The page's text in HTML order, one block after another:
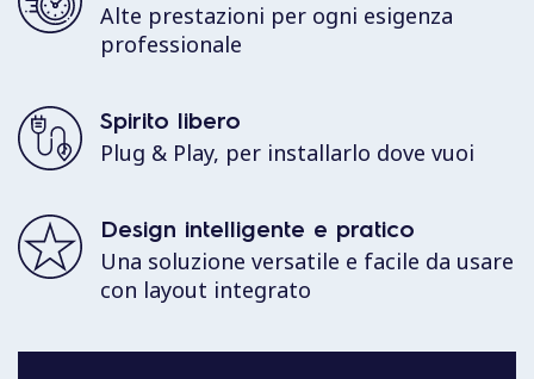
Alte prestazioni per ogni esigenza
professionale
Spirito libero
Plug & Play, per installarlo dove vuoi
Design intelligente e pratico
Una soluzione versatile e facile da usare
con layout integrato